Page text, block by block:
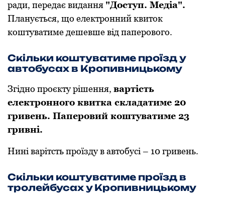
ради, передає видання "Доступ. Медіа".
Планується, що електронний квиток
коштуватиме дешевше від паперового.
Скільки коштуватиме проїзд у
автобусах в Кропивницькому
Згідно проєкту рішення, вартість
електронного квитка складатиме 20
гривень. Паперовий коштуватиме 23
гривні.
Нині варітсть проїзду в автобусі – 10 гривень.
Скільки коштуватиме проїзд в
тролейбусах у Кропивницькому